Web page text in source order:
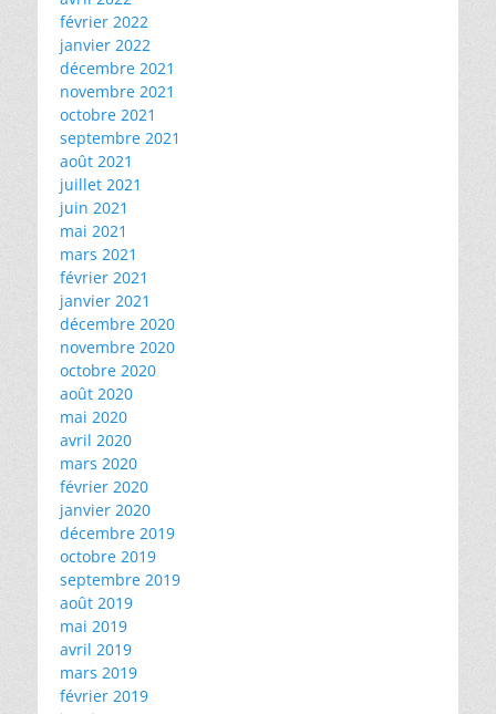
février 2022
janvier 2022
décembre 2021
novembre 2021
octobre 2021
septembre 2021
août 2021
juillet 2021
juin 2021
mai 2021
mars 2021
février 2021
janvier 2021
décembre 2020
novembre 2020
octobre 2020
août 2020
mai 2020
avril 2020
mars 2020
février 2020
janvier 2020
décembre 2019
octobre 2019
septembre 2019
août 2019
mai 2019
avril 2019
mars 2019
février 2019